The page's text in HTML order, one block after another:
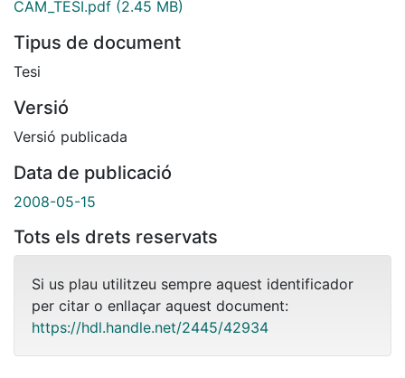
CAM_TESI.pdf (2.45 MB)
Tipus de document
Tesi
Versió
Versió publicada
Data de publicació
2008-05-15
Tots els drets reservats
Si us plau utilitzeu sempre aquest identificador
per citar o enllaçar aquest document:
https://hdl.handle.net/2445/42934